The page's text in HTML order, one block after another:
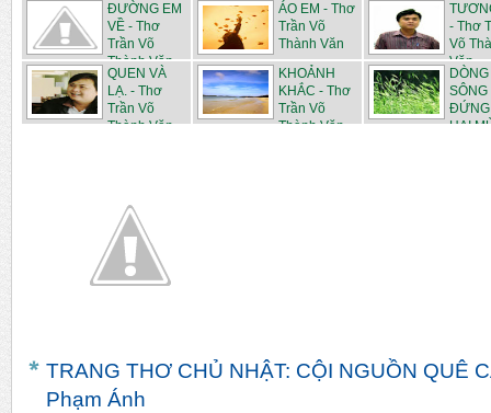
ĐƯỜNG EM
VỀ - Thơ
Trần Võ
Thành Văn
ÁO EM - Thơ
Trần Võ
Thành Văn
- Thơ
Võ
Văn
QUEN VÀ
LẠ. - Thơ
Trần Võ
Thành Văn
KHOẢNH
KHẮC - Thơ
Trần Võ
Thành Văn
DÒNG
SÔNG
ĐỨNG
HAI
TRANG THƠ CHỦ NHẬT: CỘI NGUỒN QUÊ
Phạm Ánh